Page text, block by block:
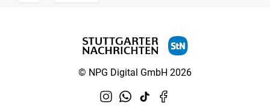
© NPG Digital GmbH 2026